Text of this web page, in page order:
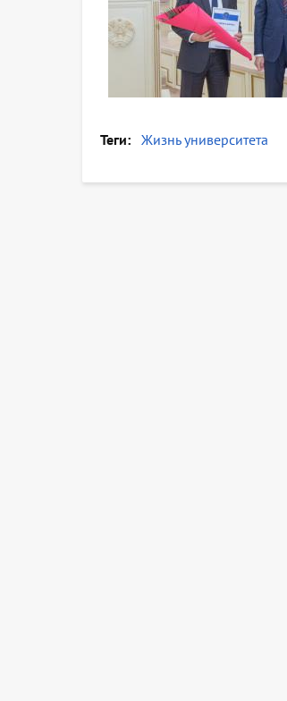
Теги Жизнь университета